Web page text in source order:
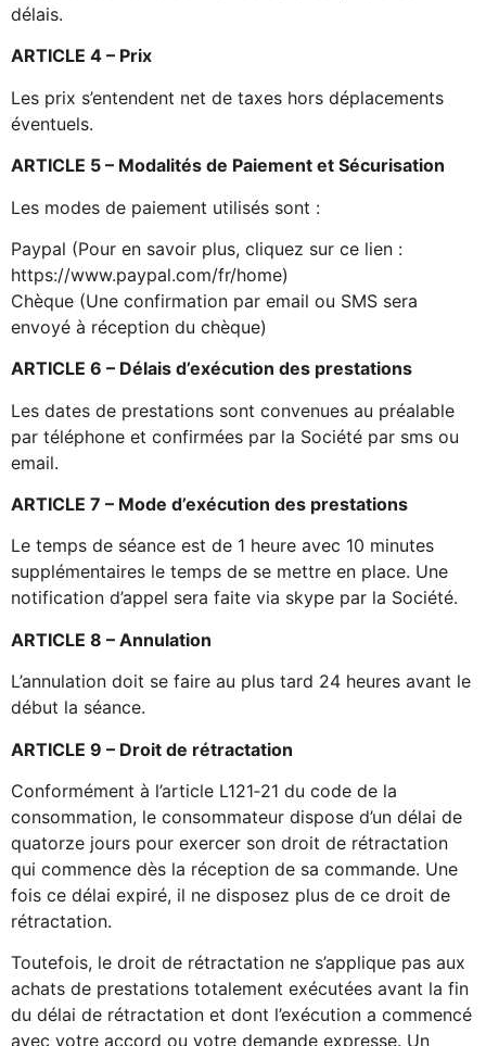
délais.
ARTICLE 4 – Prix
Les prix s’entendent net de taxes hors déplacements
éventuels.
ARTICLE 5 – Modalités de Paiement et Sécurisation
Les modes de paiement utilisés sont :
Paypal (Pour en savoir plus, cliquez sur ce lien :
https://www.paypal.com/fr/home)
Chèque (Une confirmation par email ou SMS sera
envoyé à réception du chèque)
ARTICLE 6 – Délais d’exécution des prestations
Les dates de prestations sont convenues au préalable
par téléphone et confirmées par la Société par sms ou
email.
ARTICLE 7 – Mode d’exécution des prestations
Le temps de séance est de 1 heure avec 10 minutes
supplémentaires le temps de se mettre en place. Une
notification d’appel sera faite via skype par la Société.
ARTICLE 8 – Annulation
L’annulation doit se faire au plus tard 24 heures avant le
début la séance.
ARTICLE 9 – Droit de rétractation
Conformément à l’article L121‐21 du code de la
consommation, le consommateur dispose d’un délai de
quatorze jours pour exercer son droit de rétractation
qui commence dès la réception de sa commande. Une
fois ce délai expiré, il ne disposez plus de ce droit de
rétractation.
Toutefois, le droit de rétractation ne s’applique pas aux
achats de prestations totalement exécutées avant la fin
du délai de rétractation et dont l’exécution a commencé
avec votre accord ou votre demande expresse. Un